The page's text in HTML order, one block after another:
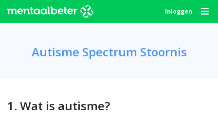
content
Inloggen
Autisme Spectrum Stoornis
1. Wat is autisme?